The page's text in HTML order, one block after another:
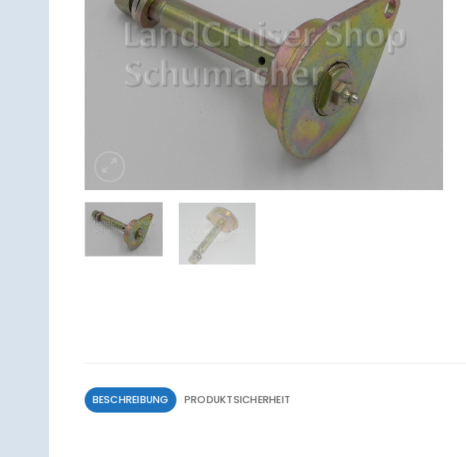
hinzufügen
BESCHREIBUNG PRODUKTSICHERHEIT